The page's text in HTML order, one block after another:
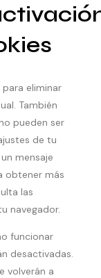
eliminar
También
pueden ser
de tu
mensaje
obtener más
las
navegador.
funcionar
desactivadas.
volverán a